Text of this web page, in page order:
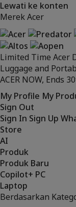
Lewati ke konten
Merek Acer
Limited Time Acer
Luggage and
ACER NOW, Ends
My Profile My
Sign Out
Sign In Sign Up
Store
AI
Produk
Produk Baru
Copilot+ PC
Laptop
Berdasarkan